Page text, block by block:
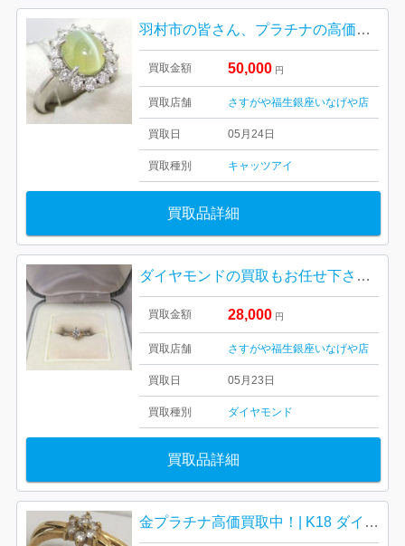
羽村市の皆さん、プラチナの高価買取ならさすがや|Pt900キャッツアイ付きリング| 羽村市神明台
買取金額 50,000 円
買取店舗 さすがや福生銀座いなげや店
買取日 05月24日
買取種別 キャッツアイ
買取品詳細
ダイヤモンドの買取もお任せ下さい| Pt900ダイヤモンドリングの買取| 羽村市羽中
買取金額 28,000 円
買取店舗 さすがや福生銀座いなげや店
買取日 05月23日
買取種別 ダイヤモンド
買取品詳細
金プラチナ高価買取中！| K18 ダイヤモンド付きリング| 羽村市栄町